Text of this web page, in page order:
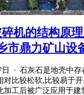
机的结构原
市鼎力矿山设
日 · 石灰石是地壳中
对比较松软,比较易于
加工后被广泛应用于建